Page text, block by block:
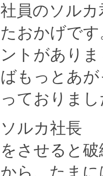
社員のソル
たおかげで
ントがあり
ばもっとあ
っておりま
ソルカ社長
をさせると
から、たま